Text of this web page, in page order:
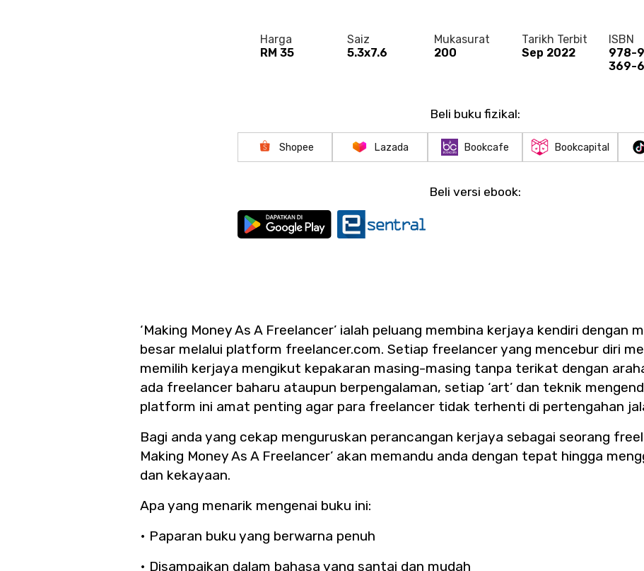
Harga
RM 35
Saiz
5.3x7.6
Mukasurat
200
Tarikh Terbit
Sep 2022
ISBN
978-
369-
Beli buku fizikal:
Shopee Lazada Bookcafe Bookcapital
Beli versi ebook:
‘Making Money As A Freelancer’ ialah peluang membina kerjaya kendiri dengan
besar melalui platform freelancer.com. Setiap freelancer yang mencebur diri
memilih kerjaya mengikut kepakaran masing-masing tanpa terikat dengan
ada freelancer baharu ataupun berpengalaman, setiap ‘art’ dan teknik
platform ini amat penting agar para freelancer tidak terhenti di pertengahan
Bagi anda yang cekap menguruskan perancangan kerjaya sebagai seorang
Making Money As A Freelancer’ akan memandu anda dengan tepat hingga
dan kekayaan.
Apa yang menarik mengenai buku ini:
• Paparan buku yang berwarna penuh
• Disampaikan dalam bahasa yang santai dan mudah